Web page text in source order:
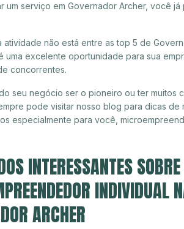
um serviço em Governador Archer, você
atividade não está entre as top 5 de
uma excelente oportunidade para sua
concorrentes.
seu negócio ser o pioneiro ou ter muitos
pode visitar nosso blog para dicas
especialmente para você,
INTERESSANTES
INDIVIDUAL
ARCHER